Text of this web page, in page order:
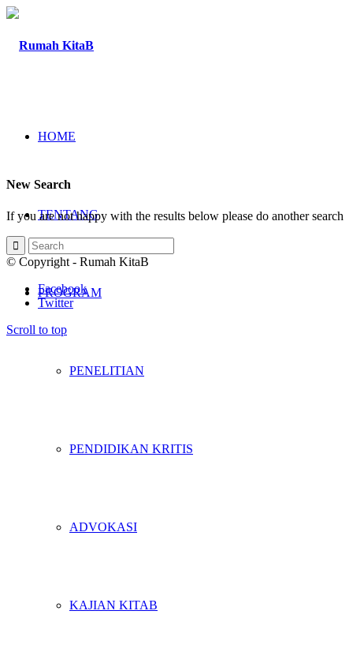
HOME
TENTANG
PROGRAM
PENELITIAN
PENDIDIKAN KRITIS
ADVOKASI
KAJIAN KITAB
New Search
If you are not happy with the results below please do another search
© Copyright - Rumah KitaB
Facebook
Twitter
Scroll to top